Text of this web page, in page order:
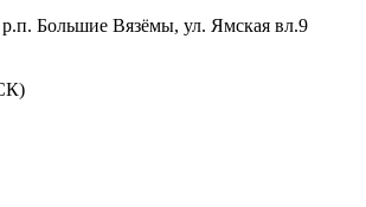
р.п. Большие Вязёмы, ул. Ямская вл.9